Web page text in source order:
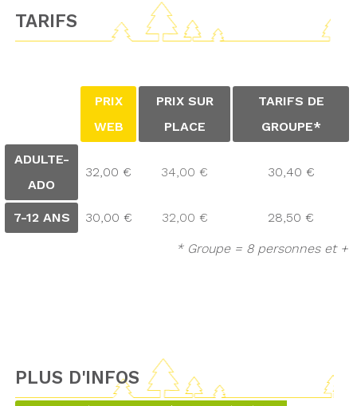
TARIFS
PRIX
WEB
PRIX SUR
PLACE
TARIFS DE
GROUPE*
ADULTE-
ADO
32,00 € 34,00 € 30,40 €
7-12 ANS 30,00 € 32,00 € 28,50 €
* Groupe = 8 personnes et +
PLUS D'INFOS